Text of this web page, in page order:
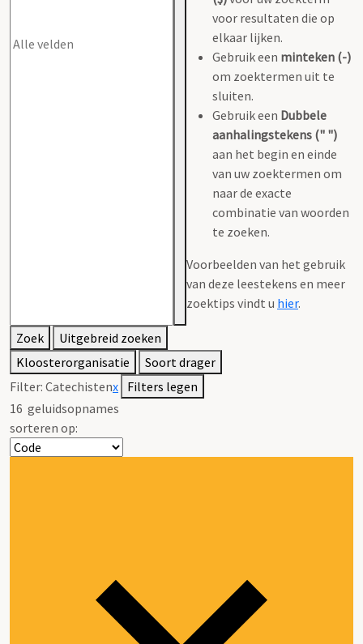
voor resultaten die op
elkaar lijken.
Gebruik een minteken (-)
om zoektermen uit te
sluiten.
Gebruik een Dubbele
aanhalingstekens (" ")
aan het begin en einde
van uw zoektermen om
naar de exacte
combinatie van woorden
te zoeken.
Voorbeelden van het gebruik
van deze leestekens en meer
zoektips vindt u hier.
Zoek
Uitgebreid zoeken
Kloosterorganisatie
Soort drager
Filter: Catechistenx Filters legen
16 geluidsopnames
sorteren op: